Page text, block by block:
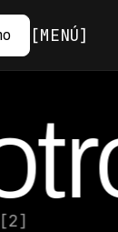
MENÚ
[2]